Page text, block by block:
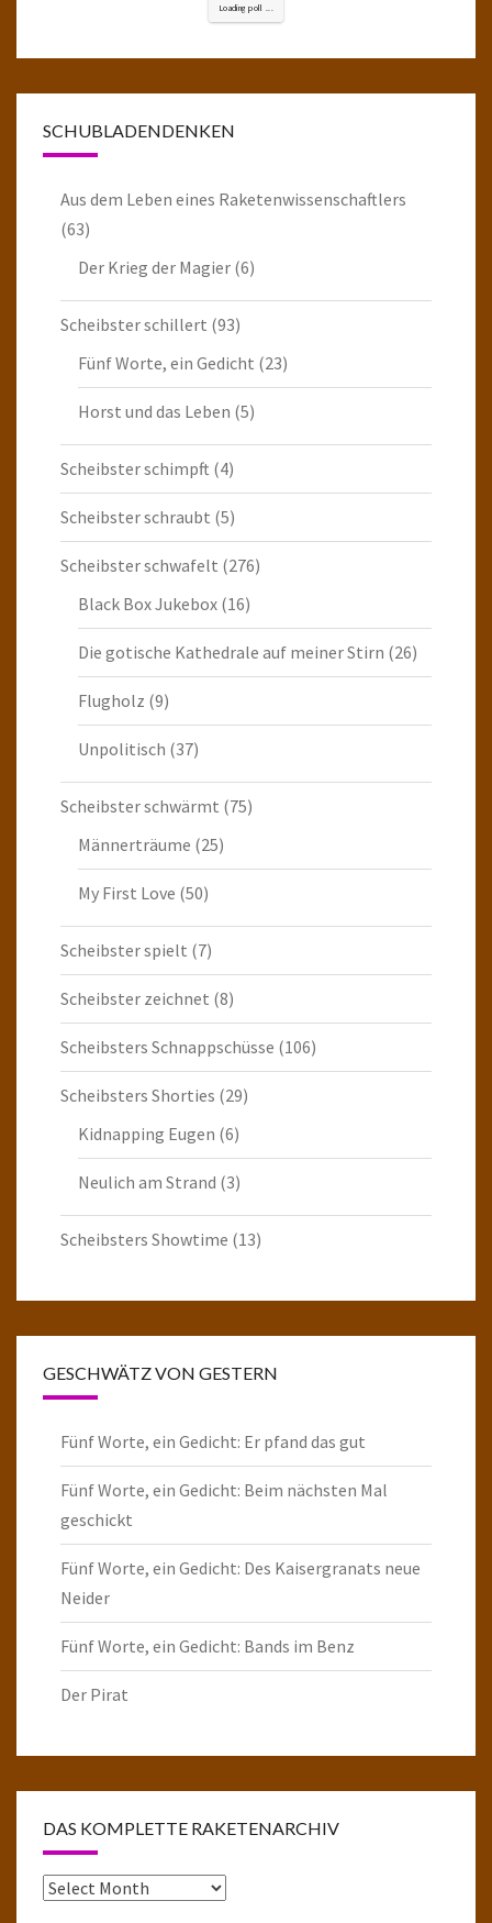
Loading poll ...
SCHUBLADENDENKEN
Aus dem Leben eines Raketenwissenschaftlers
(63)
Der Krieg der Magier (6)
Scheibster schillert (93)
Fünf Worte, ein Gedicht (23)
Horst und das Leben (5)
Scheibster schimpft (4)
Scheibster schraubt (5)
Scheibster schwafelt (276)
Black Box Jukebox (16)
Die gotische Kathedrale auf meiner Stirn (26)
Flugholz (9)
Unpolitisch (37)
Scheibster schwärmt (75)
Männerträume (25)
My First Love (50)
Scheibster spielt (7)
Scheibster zeichnet (8)
Scheibsters Schnappschüsse (106)
Scheibsters Shorties (29)
Kidnapping Eugen (6)
Neulich am Strand (3)
Scheibsters Showtime (13)
GESCHWÄTZ VON GESTERN
Fünf Worte, ein Gedicht: Er pfand das gut
Fünf Worte, ein Gedicht: Beim nächsten Mal
geschickt
Fünf Worte, ein Gedicht: Des Kaisergranats neue
Neider
Fünf Worte, ein Gedicht: Bands im Benz
Der Pirat
DAS KOMPLETTE RAKETENARCHIV
Das